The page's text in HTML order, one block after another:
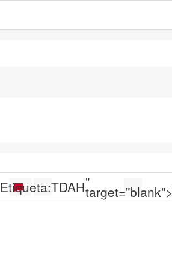
Etiqueta:TDAH"
target="blank">